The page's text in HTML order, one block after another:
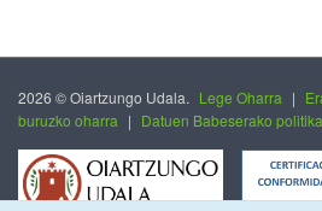
2026 © Oiartzungo Udala. Lege Oharra |
buruzko oharra | Datuen Babeserako politika